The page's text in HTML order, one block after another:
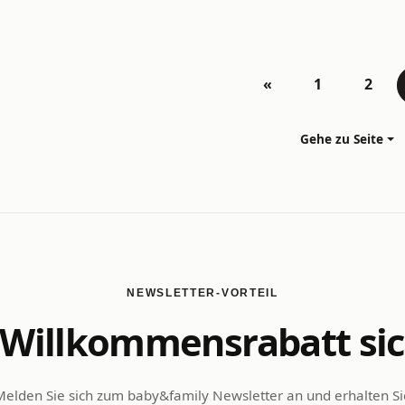
« 1 2
Gehe zu Seite
NEWSLETTER-VORTEIL
Sie sich zum baby&family Newsletter an und erhalten